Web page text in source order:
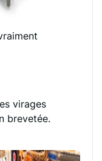
virages
brevetée.